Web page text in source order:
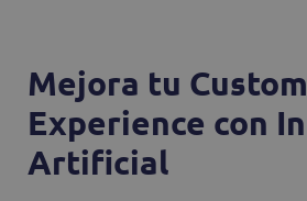
Mejora tu
Experience con
Artificial